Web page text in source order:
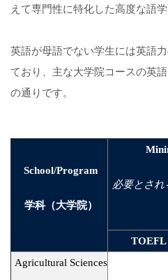
えて専門性に特化した高度な語
英語が母語でない学生には英語
ており、主な大学院コースの英
の通りです。
School/Program
学科（大学院）
必要とさ
TOEFL
Agricultural Sciences